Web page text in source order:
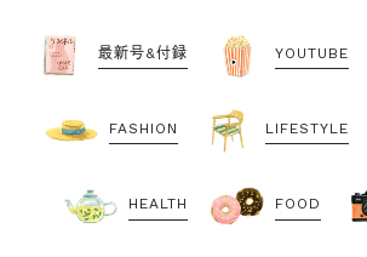
最新号&付録 YOUTUBE
FASHION LIFESTYLE
HEALTH FOOD